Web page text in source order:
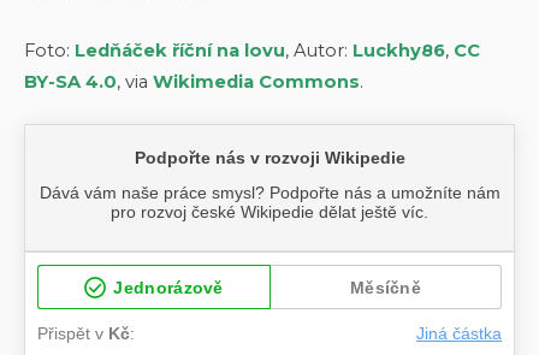
Foto: Ledňáček říční na lovu, Autor: Luckhy86, CC
BY-SA 4.0, via Wikimedia Commons.